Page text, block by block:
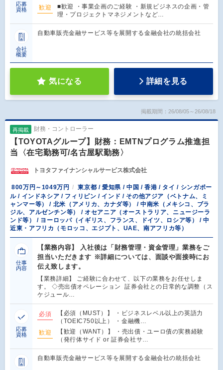
応募
資格
歓迎
■歓迎 ・事業企画のご経験 ・新規ビジネスの企画・管
理・プロジェクトマネジメントなど…
会社
概要
自動車販売金融サービス等を展開する金融会社の統括会社
気になる 詳細を見る
掲載期間：26/08/05～26/08/18
再掲載 財務・コントローラー
【TOYOTAグループ】財務：EMTNプログラム推進担
当〈在宅勤務可/名古屋駅勤務〉
トヨタファイナンシャルサービス株式会社
800万円～1049万円
東京都 / 愛知県 / 中国 / 香港 / タイ / シンガポー
ル / インドネシア / フィリピン / インド / その他アジア（ベトナム、ミ
ャンマー等） / 北米（アメリカ、カナダ等） / 中南米（メキシコ、ブラ
ジル、アルゼンチン等） / オセアニア（オーストラリア、ニュージーラ
ンド等） / ヨーロッパ（イギリス、フランス、ドイツ、ロシア等） / 中
近東・アフリカ（モロッコ、エジプト、UAE、南アフリカ等）
仕事
内容
【業務内容】 入社後は「財務管理・資金管理」業務をご
担当いただきます ※詳細については、面談や面接時にお
伝え致します。
【業務詳細】 ご経験に合わせて、以下の業務をお任せしま
す。 ◇売出債オペレーション 証券会社との日常的な調整（ス
ケジュール…
応募
資格
必須
【必須（MUST）】 ・ビジネスレベル以上の英語力
（TOEIC750以上） ・金融機…
歓迎
【歓迎（WANT）】 ・売出債・ユーロ債の実務経験
（発行体サイド or 証券会社サ…
自動車販売金融サービス等を展開する金融会社の統括会社